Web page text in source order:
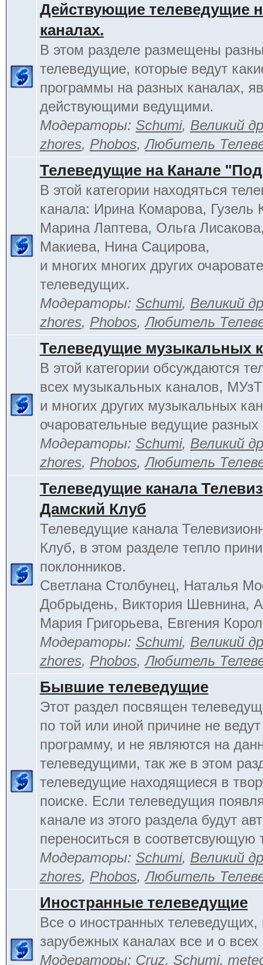
Действующие телеведущие
каналах.
В этом разделе размещены
телеведущие, которые ведут
программы на разных каналах,
действующими ведущими.
Модераторы: Schumi, Великий
zhores, Phobos,Любитель
Телеведущие на Канале
В этой категории находяться
канала: Ирина Комарова, Гузель
Марина Лаптева, Ольга
Макиева, Нина Сацирова,
и многих многих других
телеведущих.
Модераторы: Schumi, Великий
zhores, Phobos,Любитель
Телеведущие музыкальных
В этой категории обсуждаются
всех музыкальных каналов,
и многих других музыкальных
очаровательные ведущие разных
Модераторы: Schumi, Великий
zhores, Phobos,Любитель
Телеведущие канала
Дамский Клуб
Телеведущие канала
Клуб, в этом разделе тепло
поклонников.
Светлана Столбунец, Наталья
Добрыдень, Виктория Шевнина,
Мария Григорьева, Евгения
Модераторы: Schumi, Великий
zhores, Phobos,Любитель
Бывшие телеведущие
Этот раздел посвящен
по той или иной причине не
программу, и не являются на
телеведущими, так же в этом
телеведущие находящиеся в
поиске. Если телеведущия
канале из этого раздела будут
переноситься в соответсвующую
Модераторы: Schumi, Великий
zhores, Phobos,Любитель
Иностранные телеведущие
Все о иностранных телеведущих,
зарубежных каналах все и о всех
Модераторы: Cruz, Schumi,